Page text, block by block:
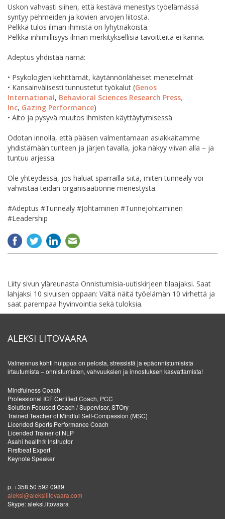
Uskon vahvasti siihen, että kestävä menestys työelämässä
syntyy pehmeiden ja kovien arvojen liitosta.
Pelkkä tulos ilman ihmistä on lyhytnäköistä.
Pelkkä inhimillisyys ilman merkityksellisiä tavoitteita ei kanna.
Adeptus yhdistää nämä:
• Psykologien kehittämät, käytännönläheiset menetelmät
• Kansainvälisesti tunnustetut työkalut (Genos
International, Behavioral Sciences Research Press,
Inc, Gazing Performance)
• Aito ja pysyvä muutos ihmisten käyttäytymisessä
Odotan innolla, että pääsen valmentamaan asiakkaitamme
yhdistämään tunteen ja järjen tavalla, joka näkyy viivan alla – ja
tuntuu arjessa.
Ole yhteydessä, jos haluat sparrailla siitä, miten tunneäly voi
vahvistaa teidän organisaationne menestystä.
#Adeptus #Tunneäly #Johtaminen #Tunnejohtaminen
#Leadership
Liity sivun yläreunasta Onnistumisia-uutiskirjeen tilaajaksi. Saat
lahjaksi 10 sivuisen oppaan: Vältä näitä työelämän 10 virhettä ja
saat parempaa hyvinvointia sekä tuloksia.
ALEKSI LITOVAARA
Valmennus kohti huippua on pelosta, stressistä ja epäonnistumisista
irtautumista – onnistumisten, vahvuuksien ja innostuksen kasvattamista!
Mindfulness Coach
Professional ICF Certified Coach, PCC
Solution Focused Coach / Supervisor, STOry
Trained Teacher of Mindful Self-Compassion (MSC)
Licended Sports Performance Coach
Licended Trainer of NLP
Asahi health® Instructor
Firstbeat Expert
Keynote Speaker
p. +358 50 592 0989
aleksi@aleksilitovaara.com
Skype: aleksi.litovaara